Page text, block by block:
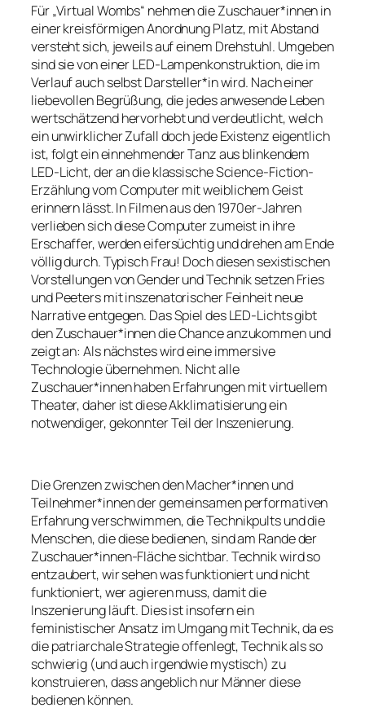
Für „Virtual Wombs“ nehmen die Zuschauer*innen in
einer kreisförmigen Anordnung Platz, mit Abstand
versteht sich, jeweils auf einem Drehstuhl. Umgeben
sind sie von einer LED-Lampenkonstruktion, die im
Verlauf auch selbst Darsteller*in wird. Nach einer
liebevollen Begrüßung, die jedes anwesende Leben
wertschätzend hervorhebt und verdeutlicht, welch
ein unwirklicher Zufall doch jede Existenz eigentlich
ist, folgt ein einnehmender Tanz aus blinkendem
LED-Licht, der an die klassische Science-Fiction-
Erzählung vom Computer mit weiblichem Geist
erinnern lässt. In Filmen aus den 1970er-Jahren
verlieben sich diese Computer zumeist in ihre
Erschaffer, werden eifersüchtig und drehen am Ende
völlig durch. Typisch Frau! Doch diesen sexistischen
Vorstellungen von Gender und Technik setzen Fries
und Peeters mit inszenatorischer Feinheit neue
Narrative entgegen. Das Spiel des LED-Lichts gibt
den Zuschauer*innen die Chance anzukommen und
zeigt an: Als nächstes wird eine immersive
Technologie übernehmen. Nicht alle
Zuschauer*innen haben Erfahrungen mit virtuellem
Theater, daher ist diese Akklimatisierung ein
notwendiger, gekonnter Teil der Inszenierung.
Die Grenzen zwischen den Macher*innen und
Teilnehmer*innen der gemeinsamen performativen
Erfahrung verschwimmen, die Technikpults und die
Menschen, die diese bedienen, sind am Rande der
Zuschauer*innen-Fläche sichtbar. Technik wird so
entzaubert, wir sehen was funktioniert und nicht
funktioniert, wer agieren muss, damit die
Inszenierung läuft. Dies ist insofern ein
feministischer Ansatz im Umgang mit Technik, da es
die patriarchale Strategie offenlegt, Technik als so
schwierig (und auch irgendwie mystisch) zu
konstruieren, dass angeblich nur Männer diese
bedienen können.